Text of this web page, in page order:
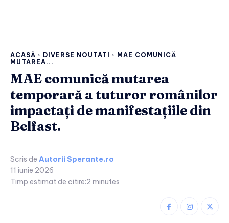
ACASĂ DIVERSE NOUTATI
MAE COMUNICĂ
MUTAREA...
MAE comunică mutarea
temporară a tuturor românilor
impactați de manifestațiile din
Belfast.
Scris de Autorii Sperante.ro
11 iunie 2026
Timp estimat de citire:2 minutes